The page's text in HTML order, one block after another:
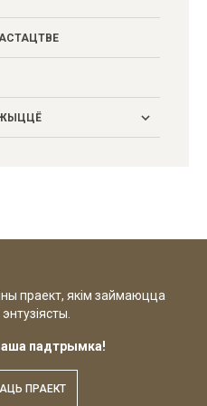
ЖЫЦЦЁ
праект, якім займаюцца
падтрымка!
ПРАЕКТ